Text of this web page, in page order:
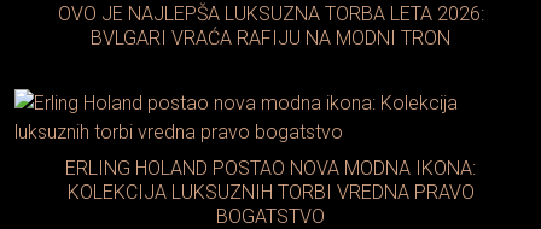
OVO JE NAJLEPŠA LUKSUZNA TORBA LETA 2026:
BVLGARI VRAĆA RAFIJU NA MODNI TRON
ERLING HOLAND POSTAO NOVA MODNA IKONA:
KOLEKCIJA LUKSUZNIH TORBI VREDNA PRAVO
BOGATSTVO